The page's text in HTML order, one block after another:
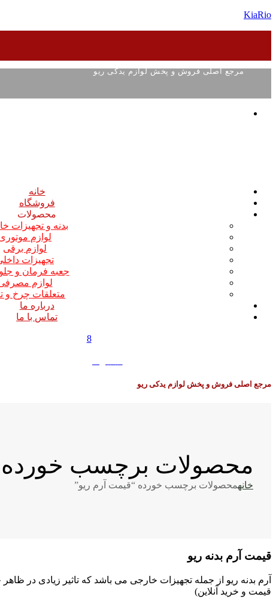
KiaRio
مرجع اصلی فروش و پخش لوازم یدکی ریو
خانه
فروشگاه
محصولات
بدنه و تجهیزات
لوازم
لوازم برقی
تجهیزات
جعبه فرمان و
لوازم
متعلقات چرخ و
درباره ما
تماس با ما
8
مرجع اصلی فروش و پخش لوازم یدکی ریو
محصولات برچسب خورده
خانهمحصولات برچسب خورده “قیمت آرم ریو”
قیمت آرم بدنه ریو
آرم بدنه ریو از جمله تجهیزات خارجی می باشد که تاثیر زیادی در
قیمت و خرید آنلاین)